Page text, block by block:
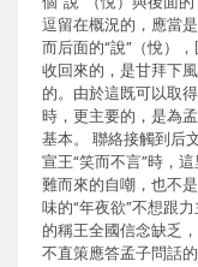
逗留在概況的，應當
而后面的“說”（悅）
收回來的，是甘拜下
的。由於這既可以取
時，更主要的，是為
基本。 聯絡接觸到后
宣王“笑而不言”時，
難而來的自嘲，也不
味的“年夜欲”不想跟
的稱王全國信念缺乏
不直策應答孟子問話